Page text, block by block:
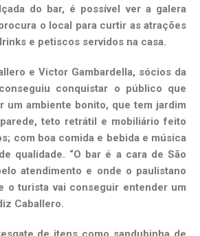
do bar, é possível ver a galera
o local para curtir as atrações
e petiscos servidos na casa.
e Victor Gambardella, sócios da
conquistar o público que
um ambiente bonito, que tem jardim
teto retrátil e mobiliário feito
com boa comida e bebida e música
qualidade. “O bar é a cara de São
atendimento e onde o paulistano
o turista vai conseguir entender um
Caballero.